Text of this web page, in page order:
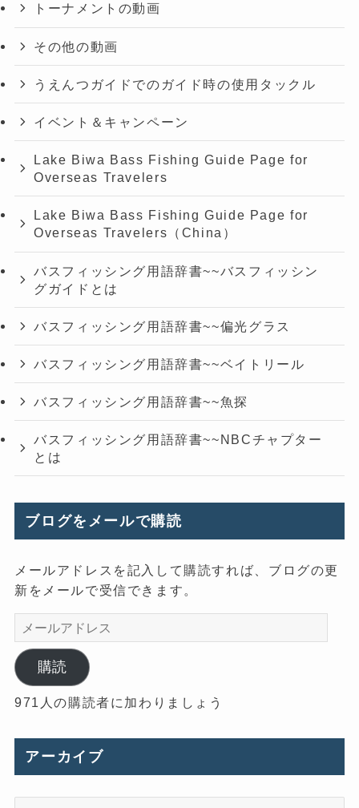
トーナメントの動画
その他の動画
うえんつガイドでのガイド時の使用タックル
イベント＆キャンペーン
Lake Biwa Bass Fishing Guide Page for
Overseas Travelers
Lake Biwa Bass Fishing Guide Page for
Overseas Travelers（China）
バスフィッシング用語辞書~~バスフィッシン
グガイドとは
バスフィッシング用語辞書~~偏光グラス
バスフィッシング用語辞書~~ベイトリール
バスフィッシング用語辞書~~魚探
バスフィッシング用語辞書~~NBCチャプター
とは
ブログをメールで購読
メールアドレスを記入して購読すれば、ブログの更
新をメールで受信できます。
ー
ル
ア
ド
ス
購読
971人の購読者に加わりましょう
アーカイブ